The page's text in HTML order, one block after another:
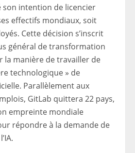
son intention de licencier
effectifs mondiaux, soit
Cette décision s’inscrit
général de transformation
la manière de travailler de
technologique » de
Parallèlement aux
GitLab quittera 22 pays,
empreinte mondiale
répondre à la demande de